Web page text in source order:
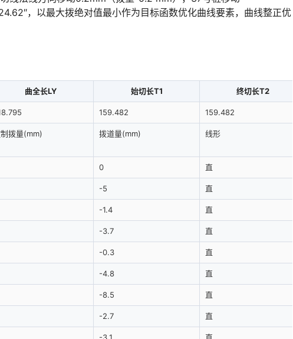
，以最大拨绝对值最小作为目标函数优化曲线要素，曲线整正优
曲全长LY 始切长T1 终切长T2
159.482 159.482
拨量(mm) 拨道量(mm) 线形
0 直
-5 直
-1.4 直
-3.7 直
-0.3 直
-4.8 直
-8.5 直
-2.7 直
-3.1 直